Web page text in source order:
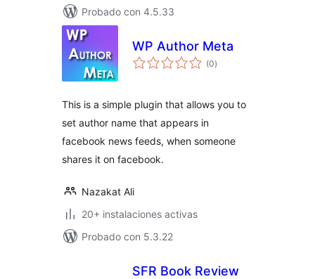
Probado con 4.5.33
WP Author Meta
(0total
de
)
This is a simple plugin that allows you to
set author name that appears in
facebook news feeds, when someone
shares it on facebook.
Nazakat Ali
20+ instalaciones activas
Probado con 5.3.22
SFR Book Review